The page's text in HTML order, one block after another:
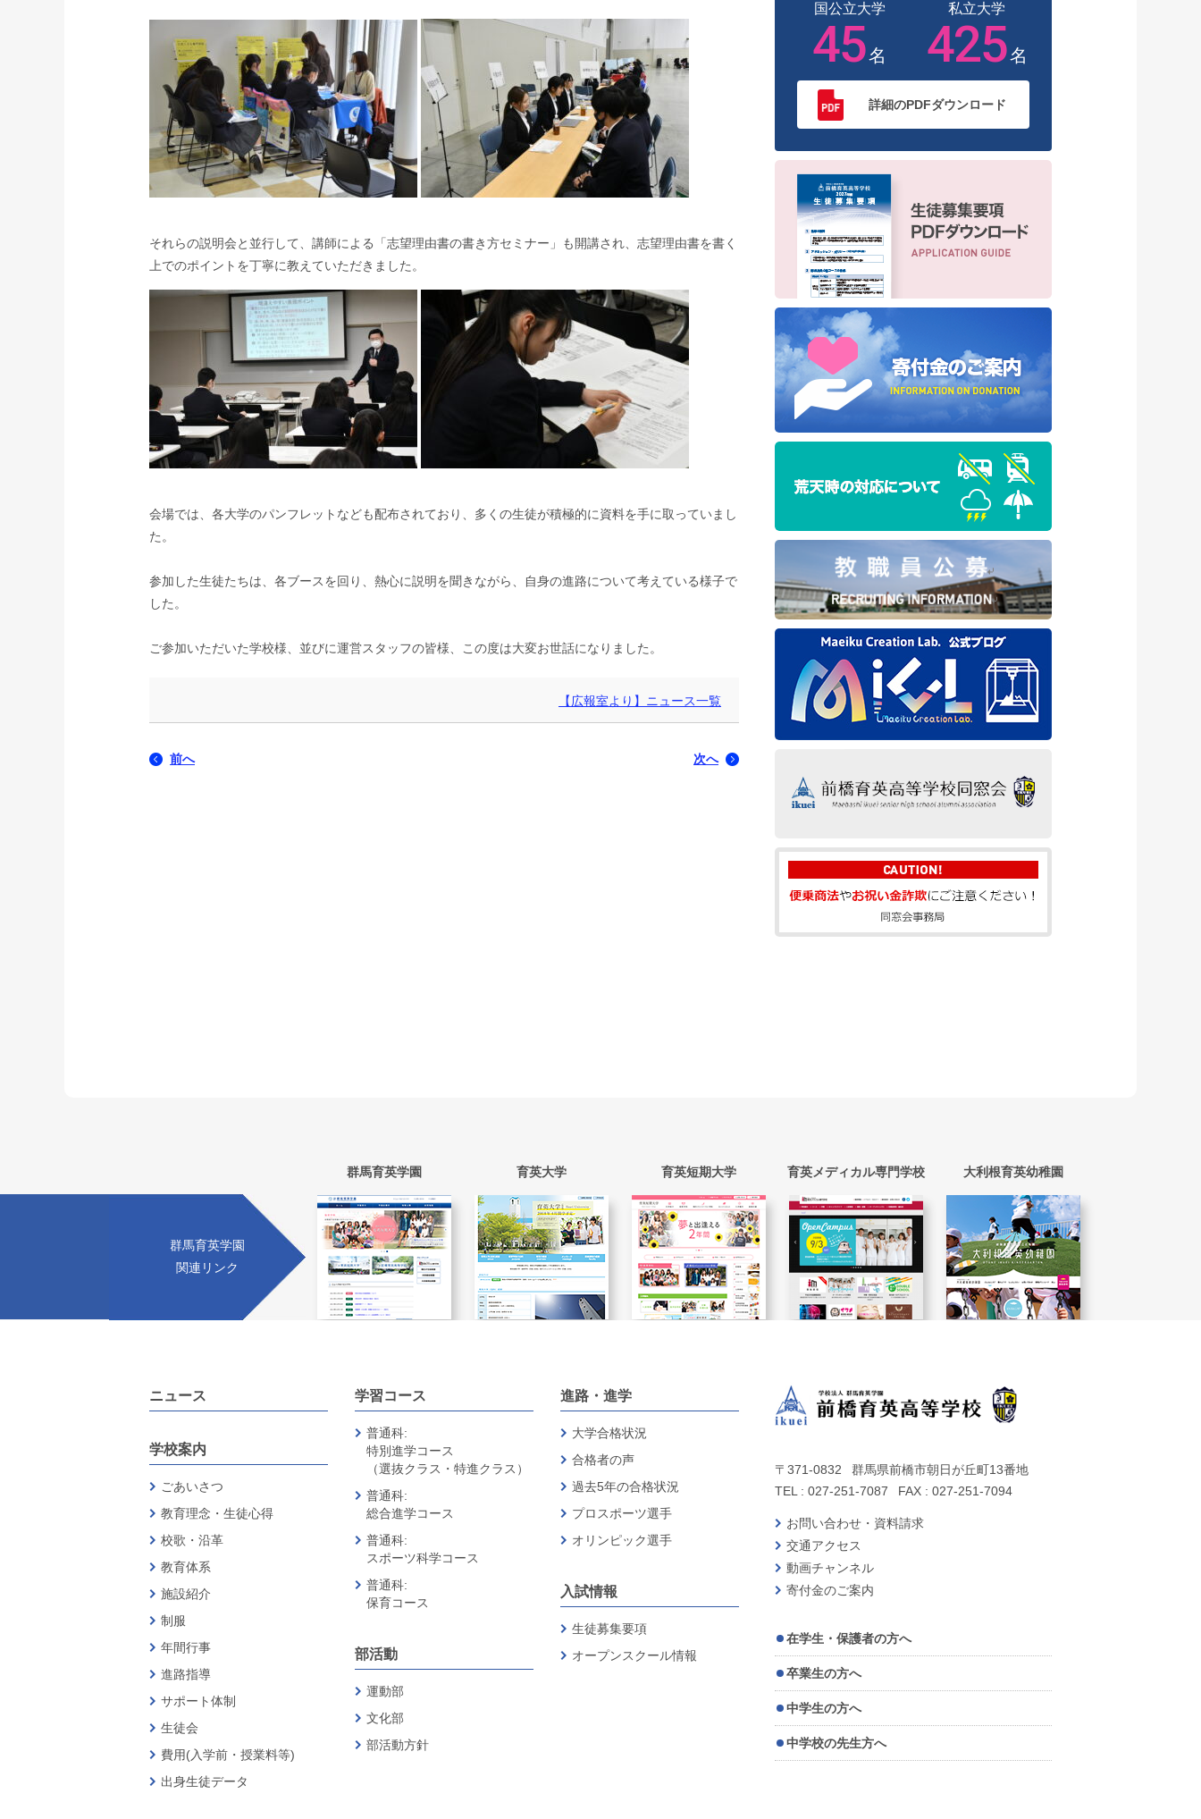
それらの説明会と並行して、講師による「志望理由書の書き方セミナー」も開講され、志望理由書を書く
上でのポイントを丁寧に教えていただきました。
会場では、各大学のパンフレットなども配布されており、多くの生徒が積極的に資料を手に取っていまし
た。
参加した生徒たちは、各ブースを回り、熱心に説明を聞きながら、自身の進路について考えている様子で
した。
ご参加いただいた学校様、並びに運営スタッフの皆様、この度は大変お世話になりました。
【広報室より】ニュース一覧
前へ 次へ
国公立大学 私立大学
45名 425名
詳細のPDFダウンロード
群馬育英学園 育英大学 育英短期大学 育英メディカル専門学校 大利根育英幼稚園
群馬育英学園
関連リンク
ニュース
学校案内
ごあいさつ
教育理念・生徒心得
校歌・沿革
教育体系
施設紹介
制服
年間行事
進路指導
サポート体制
生徒会
費用(入学前・授業料等)
出身生徒データ
学習コース
普通科:
特別進学コース
（選抜クラス・特進クラス）
普通科:
総合進学コース
普通科:
スポーツ科学コース
普通科:
保育コース
部活動
運動部
文化部
部活動方針
進路・進学
大学合格状況
合格者の声
過去5年の合格状況
プロスポーツ選手
オリンピック選手
入試情報
生徒募集要項
オープンスクール情報
〒371-0832
群馬県前橋市朝日が丘町13番地
TEL : 027-251-7087
FAX : 027-251-7094
お問い合わせ・資料請求
交通アクセス
動画チャンネル
寄付金のご案内
在学生・保護者の方へ
卒業生の方へ
中学生の方へ
中学校の先生方へ